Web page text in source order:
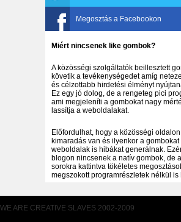
Megosztás a Facebookon
Miért nincsenek like gombok?
A közösségi szolgáltatók beillesztett
követik a tevékenységedet amíg
és célzottabb hirdetési élményt
Ez egy jó dolog, de a rengeteg pici
ami megjeleníti a gombokat nagy
lassítja a weboldalakat.
Előfordulhat, hogy a közösségi
kimaradás van és ilyenkor a
weboldalak is hibákat generálnak.
blogon nincsenek a natív gombok, de
sorokra kattintva tökéletes
megszokott programrészletek nélkül is
WE ARE CREATIVE SLAVES 2002-2009